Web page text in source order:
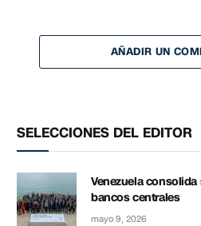
AÑADIR UN
SELECCIONES DEL EDITOR
Venezuela
bancos centrales
mayo 9, 2026